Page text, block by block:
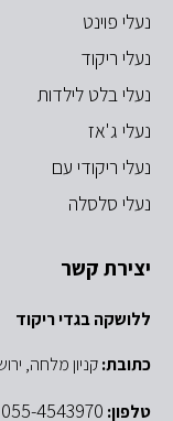
נעלי פוינט
נעלי ריקוד
נעלי בלט לילדות
נעלי ג'אז
נעלי ריקודי עם
נעלי סלסלה
יצירת קשר
ללושקה בגדי ריקוד
כתובת:קניון מלחה,
טלפון: 055-4543970